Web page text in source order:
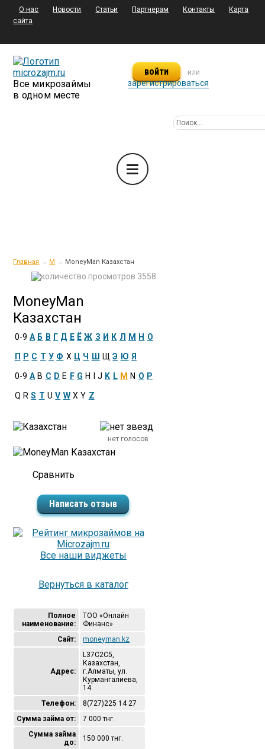
О нас Новости Статьи Партнерам Контакты
Карта
сайта
Все микрозаймы
в одном месте
войти или
зарегистрироваться
Главная → M → MoneyMаn Казахстан
3558
MoneyMаn
Казахстан
0-9 А Б В Г Д Е Ё Ж З И К Л М Н О
П Р С Т У Ф Х Ц Ч Ш Щ Э Ю Я
0-9 A B C D E F G H J K L M N O P
Q R S T U V W X Y Z
нет голосов
Написать отзыв
Все наши виджеты
Вернуться в каталог
Полное
наименование:
ТОО «Онлайн
Финанс»
Сайт:
moneyman.kz
Адрес:
L37C2C5,
Казахстан,
г.Алматы, ул.
Курмангалиева,
14
Телефон:
8(727)225 14 27
Сумма займа от:
7 000 тнг.
Сумма займа
до:
150 000 тнг.